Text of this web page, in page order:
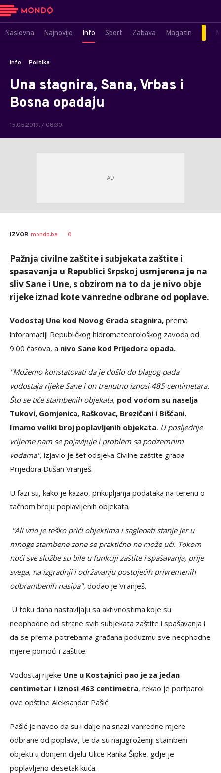
Naslovna Najnovije Info Sport Zabava Magazin
Info Politika
Una stagnira, Sana, Vrbas i
Bosna opadaju
15.05.2019. / 08:30
AUTOR 1
IZVOR mondo.ba 0
Pažnja civilne zaštite i subjekata zaštite i
spasavanja u Republici Srpskoj usmjerena je na
sliv Sane i Une, s obzirom na to da je nivo obje
rijeke iznad kote vanredne odbrane od poplave.
Vodostaj Une kod Novog Grada stagnira, prema
inforamaciji Republičkog hidrometeorološkog zavoda od
9.00 časova, a nivo Sane kod Prijedora opada.
"Možemo konstatovati da je došlo do blagog pada
vodostaja rijeke Sane i on trenutno iznosi 485 centimetara.
Što se tiče stambenih objekata, pod vodom su naselja
Tukovi, Gomjenica, Raškovac, Brezičani i Bišćani.
Imamo veliki broj poplavljenih objekata. U posljednje
vrijeme nam se pojavljuje i problem sa podzemnim
vodama", izjavio je šef odsjeka Civilne zaštite grada
Prijedora Dušan Vranješ.
U fazi su, kako je kazao, prikupljanja podataka na terenu o
tačnom broju poplavljenih objekata.
"Ali vrlo je teško prići objektima i sagledati stanje jer u
mnoge stambene zone se praktično ne može ući. Tokom
noći sve službe su bile u funkciji zaštite i spašavanja, prije
svega, na izgradnji i održavanju postojećih privremenih
odbrambenih nasipa", dodao je Vranješ.
U toku dana nastavljaju sa aktivnostima koje su
neophodne od strane svih subjekata zaštite i spašavanja i
da se prema potrebama građana poduzmu sve neophodne
mjere pomoći i zaštite.
Vodostaj rijeke Une u Kostajnici pao je za jedan
centimetar i iznosi 463 centimetra, rekao je portparol
ove opštine Aleksandar Pašić.
Pašić je naveo da su i dalje na snazi vanredne mjere
odbrane od poplava, te da su najugroženiji stambeni
objekti u donjem dijelu Ulice Ranka Šipke, gdje je
poplavljeno desetak kuća.